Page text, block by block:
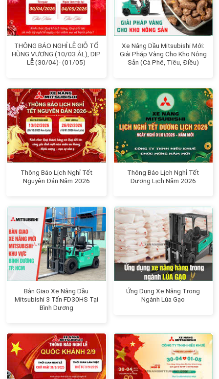
THÔNG BÁO NGHỈ LỄ GIỖ TỔ
HÙNG VƯƠNG (10/03 ÂL), DỊP
LỄ (30/04)- (01/05)
Xe Nâng Dầu Mitsubishi Mới:
Giải Pháp Vàng Cho Kho Nông
Sản (Cà Phê, Tiêu, Điều)
Thông Báo Lịch Nghỉ Tết
Nguyên Đán Năm 2026
Thông Báo Lịch Nghỉ Tết
Dương Lịch Năm 2026
Bàn Giao Xe Nâng Dầu
Mitsubishi 3 Tấn FD30HS Tại
Bình Dương
Ứng Dụng Xe Nâng Trong
Ngành Lúa Gạo